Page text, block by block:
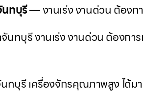
นทบุรี— งานเร่ง งานด่วน ต้องกา
จันทบุรี งานเร่ง งานด่วน ต้องกา
นทบุรี เครื่องจักรคุณภาพสูง ได้